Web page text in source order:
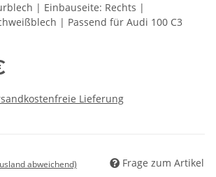
| Einbauseite: Rechts |
| Passend für Audi 100 C3
Lieferung
abweichend) Frage zum Artikel